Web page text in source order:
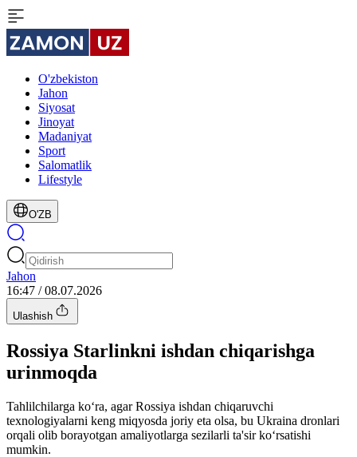
O'zbekiston
Jahon
Siyosat
Jinoyat
Madaniyat
Sport
Salomatlik
Lifestyle
O'ZB
Jahon
16:47 / 08.07.2026
Ulashish
Rossiya Starlinkni ishdan chiqarishga
urinmoqda
Tahlilchilarga ko‘ra, agar Rossiya ishdan chiqaruvchi
texnologiyalarni keng miqyosda joriy eta olsa, bu Ukraina dronlari
orqali olib borayotgan amaliyotlarga sezilarli ta'sir ko‘rsatishi
mumkin.